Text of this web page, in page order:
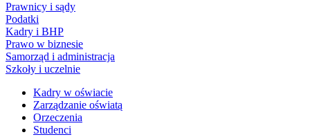
Prawnicy i sądy
Podatki
Kadry i BHP
Prawo w biznesie
Samorząd i administracja
Szkoły i uczelnie
Kadry w oświacie
Zarządzanie oświatą
Orzeczenia
Studenci